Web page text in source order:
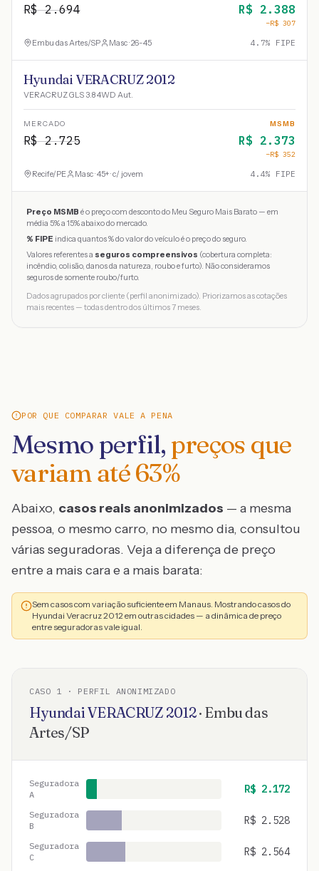
R$2.694 R$ 2.388
−R$ 307
Embu das Artes/SP Masc · 26-45 4.7% FIPE
Hyundai VERACRUZ 2012
VERACRUZ GLS 3.8 4WD Aut.
MERCADO
R$2.725
MSMB
R$ 2.373
−R$ 352
Recife/PE Masc · 45+ · c/ jovem 4.4% FIPE
Preço MSMB é o preço com desconto do Meu Seguro Mais Barato — em
média 5% a 15% abaixo do mercado.
% FIPE indica quantos % do valor do veículo é o preço do seguro.
Valores referentes a seguros compreensivos (cobertura completa:
incêndio, colisão, danos da natureza, roubo e furto). Não consideramos
seguros de somente roubo/furto.
Dados agrupados por cliente (perfil anonimizado). Priorizamos as cotações
mais recentes — todas dentro dos últimos 7 meses.
POR QUE COMPARAR VALE A PENA
Mesmo perfil, preços que
variam até63%
Abaixo, casos reais anonimizados — a mesma
pessoa, o mesmo carro, no mesmo dia, consultou
várias seguradoras. Veja a diferença de preço
entre a mais cara e a mais barata:
Sem casos com variação suficiente em Manaus. Mostrando casos do
Hyundai Veracruz 2012 em outras cidades — a dinâmica de preço
entre seguradoras vale igual.
CASO 1 · PERFIL ANONIMIZADO
HyundaiVERACRUZ 2012· Embu das
Artes/SP
Seguradora
A
R$ 2.172
Seguradora
B
R$ 2.528
Seguradora
C
R$ 2.564